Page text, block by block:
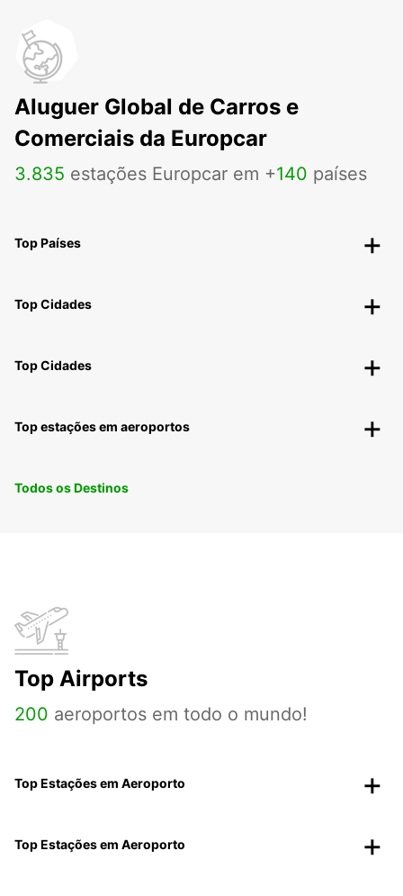
Aluguer Global de Carros e
Comerciais da Europcar
3.835 estações Europcar em +140 países
Top Países
Top Cidades
Top Cidades
Top estações em aeroportos
Todos os Destinos
Top Airports
200 aeroportos em todo o mundo!
Top Estações em Aeroporto
Top Estações em Aeroporto